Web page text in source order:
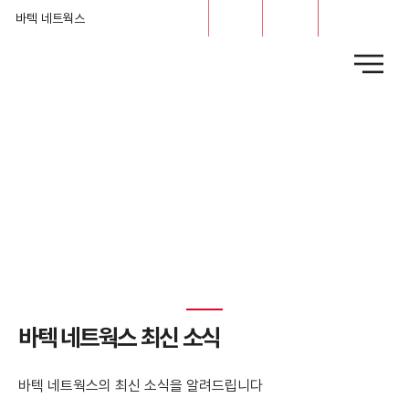
바텍 네트웍스
​바텍 네트웍스 최신 소식
바텍 네트웍스의 최신 소식을 알려드립니다